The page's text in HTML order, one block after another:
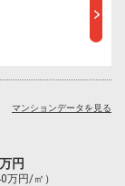
万円
万円/㎡）
マンションデータを見る